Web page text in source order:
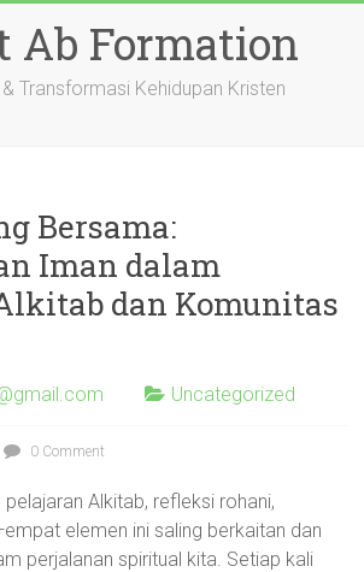
Ab Formation
Transformasi Kehidupan Kristen
Bersama:
Iman dalam
dan Komunitas
Uncategorized
0 Comment
Alkitab, refleksi rohani,
elemen ini saling berkaitan dan
perjalanan spiritual kita. Setiap kali